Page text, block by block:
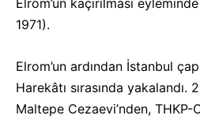
Elrom’un kaçırılması
1971).
Elrom’un ardından İstanbul
Harekâtı sırasında yakalandı.
Maltepe Cezaevi’nden, THKP-